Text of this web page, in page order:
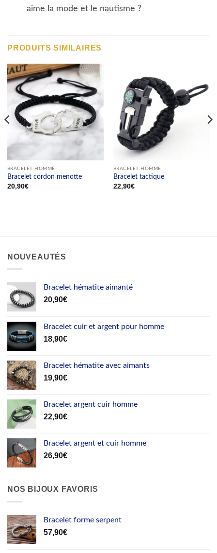
aime la mode et le nautisme ?
PRODUITS SIMILAIRES
BRACELET HOMME
Bracelet cordon menotte
20,90€
BRACELET HOMME
Bracelet tactique
22,90€
NOUVEAUTÉS
Bracelet hématite aimanté
20,90€
Bracelet cuir et argent pour homme
18,90€
Bracelet hématite avec aimants
19,90€
Bracelet argent cuir homme
22,90€
Bracelet argent et cuir homme
26,90€
NOS BIJOUX FAVORIS
Bracelet forme serpent
57,90€